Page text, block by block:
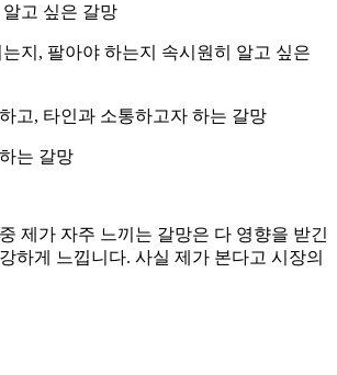
고 싶은 갈망
지, 팔아야 하는지 속시원히 알고 싶은
고, 타인과 소통하고자 하는 갈망
는 갈망
제가 자주 느끼는 갈망은 다 영향을 받긴
하게 느낍니다. 사실 제가 본다고 시장의